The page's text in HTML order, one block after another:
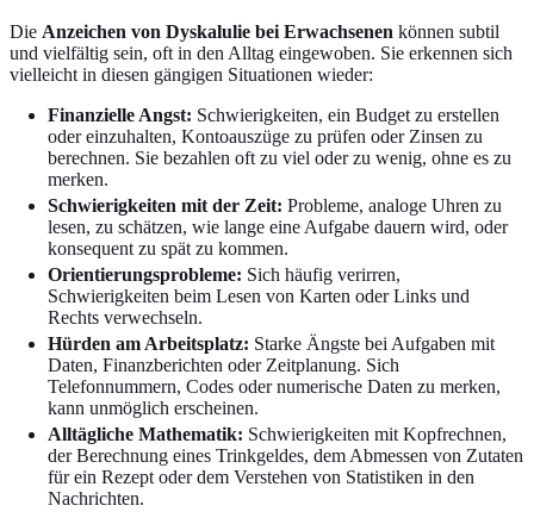
Die Anzeichen von Dyskalulie bei Erwachsenen können subtil
und vielfältig sein, oft in den Alltag eingewoben. Sie erkennen sich
vielleicht in diesen gängigen Situationen wieder:
Finanzielle Angst: Schwierigkeiten, ein Budget zu erstellen
oder einzuhalten, Kontoauszüge zu prüfen oder Zinsen zu
berechnen. Sie bezahlen oft zu viel oder zu wenig, ohne es zu
merken.
Schwierigkeiten mit der Zeit: Probleme, analoge Uhren zu
lesen, zu schätzen, wie lange eine Aufgabe dauern wird, oder
konsequent zu spät zu kommen.
Orientierungsprobleme: Sich häufig verirren,
Schwierigkeiten beim Lesen von Karten oder Links und
Rechts verwechseln.
Hürden am Arbeitsplatz: Starke Ängste bei Aufgaben mit
Daten, Finanzberichten oder Zeitplanung. Sich
Telefonnummern, Codes oder numerische Daten zu merken,
kann unmöglich erscheinen.
Alltägliche Mathematik: Schwierigkeiten mit Kopfrechnen,
der Berechnung eines Trinkgeldes, dem Abmessen von Zutaten
für ein Rezept oder dem Verstehen von Statistiken in den
Nachrichten.